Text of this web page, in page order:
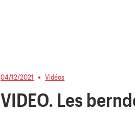
04/12/2021 Vidéos
VIDEO. Les